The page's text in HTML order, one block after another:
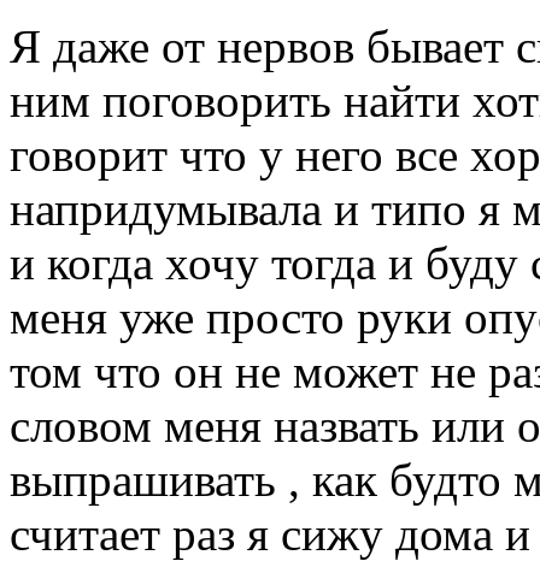
Я даже от нервов бывает
ним поговорить найти
говорит что у него все
напридумывала и типо я
и когда хочу тогда и
меня уже просто руки
том что он не может не
словом меня назвать или
выпрашивать , как будто
считает раз я сижу дома